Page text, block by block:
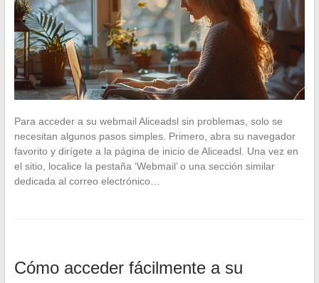
Para acceder a su webmail Aliceadsl sin problemas, solo se
necesitan algunos pasos simples. Primero, abra su navegador
favorito y dirígete a la página de inicio de Aliceadsl. Una vez en
el sitio, localice la pestaña ‘Webmail’ o una sección similar
dedicada al correo electrónico…
Cómo acceder fácilmente a su